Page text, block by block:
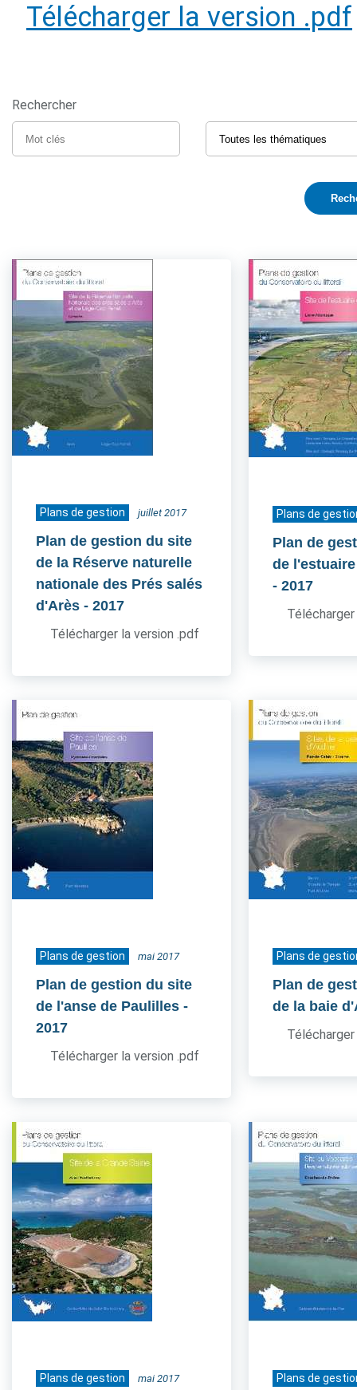
Télécharger la version .pdf
Rechercher
Plans de gestion juillet 2017
Plan de gestion du site
de la Réserve naturelle
nationale des Prés salés
d'Arès - 2017
Télécharger la version .pdf
Plans de
Plan de
de
- 2017
Plans de gestion mai 2017
Plan de gestion du site
de l'anse de Paulilles -
2017
Télécharger la version .pdf
Plans de
Plan de
de la baie
Plans de gestion mai 2017 Plans de